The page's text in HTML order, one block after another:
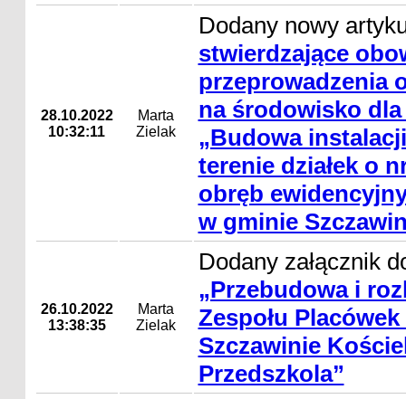
28.10.2022
10:32:11
Marta
Zielak
Dodany nowy
stwierdzające
przeprowadzenia
na środowisko
„Budowa
terenie działek o
obręb
w gminie
26.10.2022
13:38:35
Marta
Zielak
Dodany załącznik
„Przebudowa i
Zespołu
Szczawinie
Przedszkola”